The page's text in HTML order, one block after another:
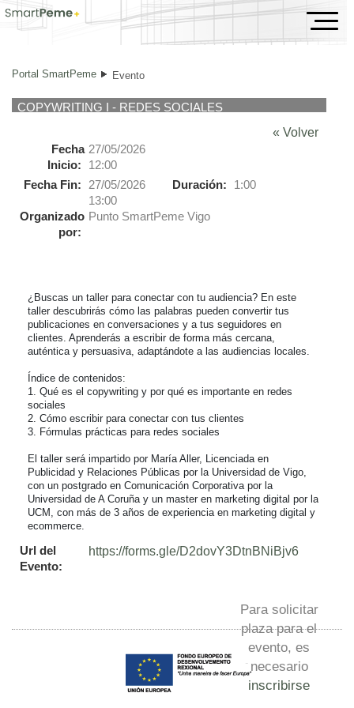
Evento
Portal SmartPeme Evento
COPYWRITING I - REDES SOCIALES
« Volver
Fecha
Inicio:
27/05/2026
12:00
Fecha Fin:
27/05/2026
13:00
Duración: 1:00
Organizado
por:
Punto SmartPeme Vigo
¿Buscas un taller para conectar con tu audiencia? En este
taller descubrirás cómo las palabras pueden convertir tus
publicaciones en conversaciones y a tus seguidores en
clientes. Aprenderás a escribir de forma más cercana,
auténtica y persuasiva, adaptándote a las audiencias locales.
Índice de contenidos:
1. Qué es el copywriting y por qué es importante en redes
sociales
2. Cómo escribir para conectar con tus clientes
3. Fórmulas prácticas para redes sociales
El taller será impartido por María Aller, Licenciada en
Publicidad y Relaciones Públicas por la Universidad de Vigo,
con un postgrado en Comunicación Corporativa por la
Universidad de A Coruña y un master en marketing digital por la
UCM, con más de 3 años de experiencia en marketing digital y
ecommerce.
Url del
Evento:
https://forms.gle/D2dovY3DtnBNiBjv6
Para solicitar
plaza para el
evento, es
necesario
inscribirse